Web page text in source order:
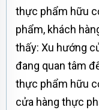
thực phẩm hữu
phẩm, khách
thấy: Xu hướng
đang quan tâm
thực phẩm hữu
cửa hàng thực